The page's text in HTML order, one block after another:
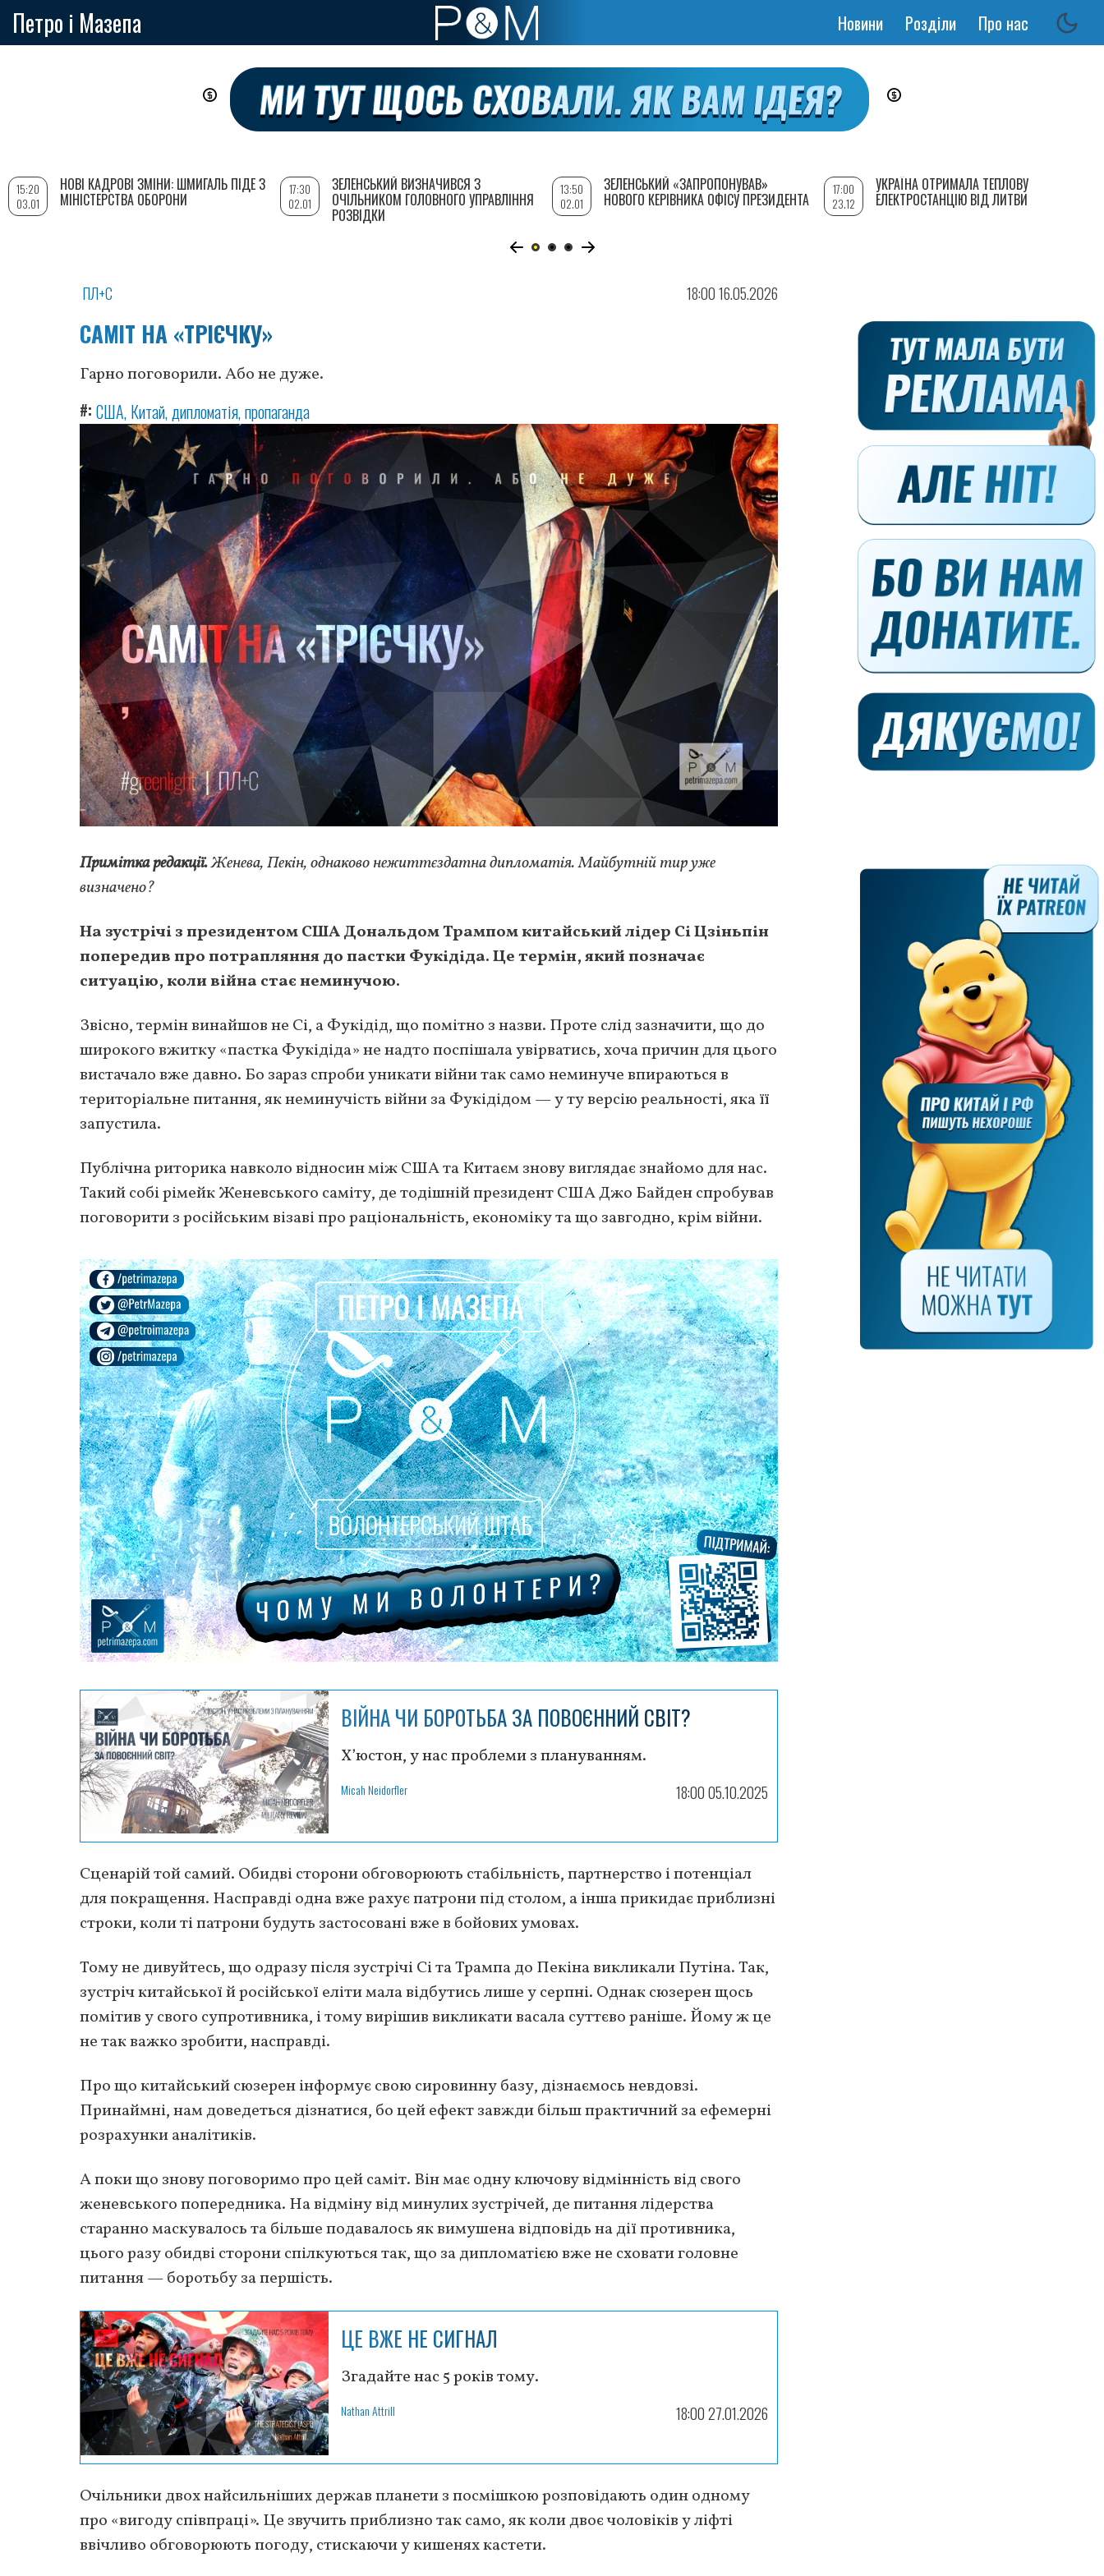
Петро і Мазепа
Основная
Новини Розділи Про нас
ПЛ+С 18:00 16.05.2026
САМІТ НА «ТРІЄЧКУ»
Гарно поговорили. Або не дуже.
# США Китай дипломатія пропаганда
Примітка редакції.Женева, Пекін, однаково нежиттєздатна дипломатія. Майбутній тир уже
визначено?
На зустрічі з президентом США Дональдом Трампом китайський лідер Сі Цзіньпін
попередив про потрапляння до пастки Фукідіда. Це термін, який позначає
ситуацію, коли війна стає неминучою.
Звісно, термін винайшов не Сі, а Фукідід, що помітно з назви. Проте слід зазначити, що до
широкого вжитку «пастка Фукідіда» не надто поспішала увірватись, хоча причин для цього
вистачало вже давно. Бо зараз спроби уникати війни так само неминуче впираються в
територіальне питання, як неминучість війни за Фукідідом — у ту версію реальності, яка її
запустила.
Публічна риторика навколо відносин між США та Китаєм знову виглядає знайомо для нас.
Такий собі рімейк Женевського саміту, де тодішній президент США Джо Байден спробував
поговорити з російським візаві про раціональність, економіку та що завгодно, крім війни.
ВІЙНА ЧИ БОРОТЬБА ЗА ПОВОЄННИЙ СВІТ?
Х’юстон, у нас проблеми з плануванням.
Micah Neidorfler 18:00 05.10.2025
Сценарій той самий. Обидві сторони обговорюють стабільність, партнерство і потенціал
для покращення. Насправді одна вже рахує патрони під столом, а інша прикидає приблизні
строки, коли ті патрони будуть застосовані вже в бойових умовах.
Тому не дивуйтесь, що одразу після зустрічі Сі та Трампа до Пекіна викликали Путіна. Так,
зустріч китайської й російської еліти мала відбутись лише у серпні. Однак сюзерен щось
помітив у свого супротивника, і тому вирішив викликати васала суттєво раніше. Йому ж це
не так важко зробити, насправді.
Про що китайський сюзерен інформує свою сировинну базу, дізнаємось невдовзі.
Принаймні, нам доведеться дізнатися, бо цей ефект завжди більш практичний за ефемерні
розрахунки аналітиків.
А поки що знову поговоримо про цей саміт. Він має одну ключову відмінність від свого
женевського попередника. На відміну від минулих зустрічей, де питання лідерства
старанно маскувалось та більше подавалось як вимушена відповідь на дії противника,
цього разу обидві сторони спілкуються так, що за дипломатією вже не сховати головне
питання — боротьбу за першість.
ЦЕ ВЖЕ НЕ СИГНАЛ
Згадайте нас 5 років тому.
Nathan Attrill 18:00 27.01.2026
Очільники двох найсильніших держав планети з посмішкою розповідають один одному
про «вигоду співпраці». Це звучить приблизно так само, як коли двоє чоловіків у ліфті
ввічливо обговорюють погоду, стискаючи у кишенях кастети.
15:20
03.01
НОВІ КАДРОВІ ЗМІНИ: ШМИГАЛЬ ПІДЕ З
МІНІСТЕРСТВА ОБОРОНИ
17:30
02.01
ЗЕЛЕНСЬКИЙ ВИЗНАЧИВСЯ З
ОЧІЛЬНИКОМ ГОЛОВНОГО УПРАВЛІННЯ
РОЗВІДКИ
13:50
02.01
ЗЕЛЕНСЬКИЙ «ЗАПРОПОНУВАВ»
НОВОГО КЕРІВНИКА ОФІСУ ПРЕЗИДЕНТА
17:00
23.12
УКРАЇНА ОТРИМАЛА ТЕПЛОВУ
ЕЛЕКТРОСТАНЦІЮ ВІД ЛИТВИ